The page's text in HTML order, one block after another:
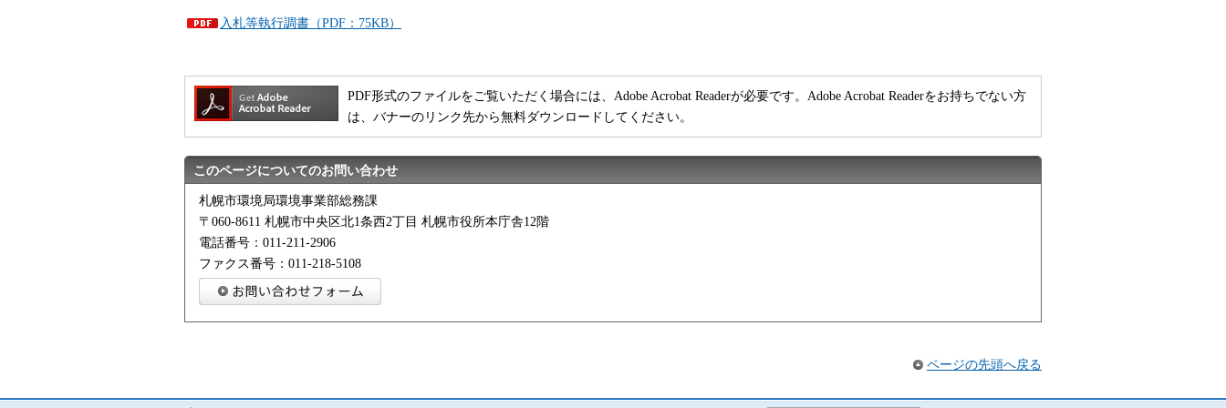
入札等執行調書（PDF：75KB）
PDF形式のファイルをご覧いただく場合には、Adobe Acrobat Readerが必要です。Adobe Acrobat Readerをお持ちでない方
は、バナーのリンク先から無料ダウンロードしてください。
このページについてのお問い合わせ
札幌市環境局環境事業部総務課
〒060-8611 札幌市中央区北1条西2丁目 札幌市役所本庁舎12階
電話番号：011-211-2906
ファクス番号：011-218-5108
ページの先頭へ戻る